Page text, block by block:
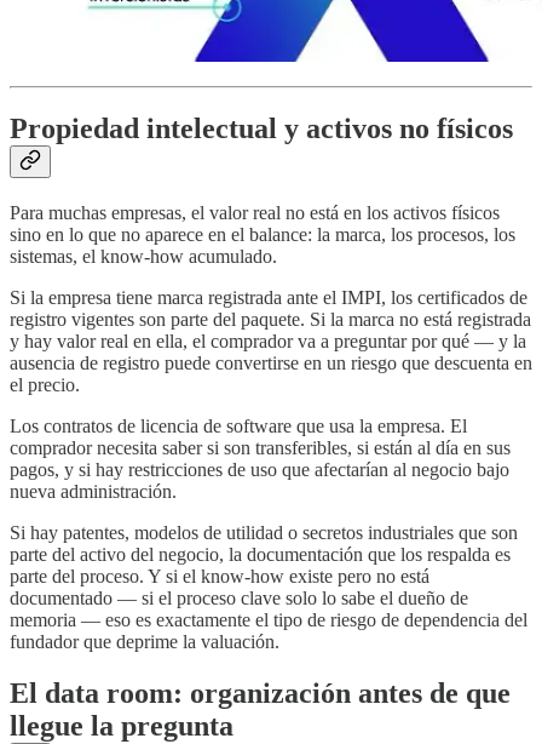
Propiedad intelectual y activos no físicos
Para muchas empresas, el valor real no está en los activos físicos
sino en lo que no aparece en el balance: la marca, los procesos, los
sistemas, el know-how acumulado.
Si la empresa tiene marca registrada ante el IMPI, los certificados de
registro vigentes son parte del paquete. Si la marca no está registrada
y hay valor real en ella, el comprador va a preguntar por qué — y la
ausencia de registro puede convertirse en un riesgo que descuenta en
el precio.
Los contratos de licencia de software que usa la empresa. El
comprador necesita saber si son transferibles, si están al día en sus
pagos, y si hay restricciones de uso que afectarían al negocio bajo
nueva administración.
Si hay patentes, modelos de utilidad o secretos industriales que son
parte del activo del negocio, la documentación que los respalda es
parte del proceso. Y si el know-how existe pero no está
documentado — si el proceso clave solo lo sabe el dueño de
memoria — eso es exactamente el tipo de riesgo de dependencia del
fundador que deprime la valuación.
El data room: organización antes de que
llegue la pregunta